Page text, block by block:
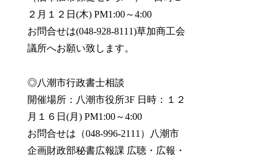
２月１２日(木) PM1:00～4:00
お問合せは(048-928-8111)草加商工会
議所へお願い致します。
◎八潮市行政書士相談
開催場所：八潮市役所3F 日時：１２
月１６日(月) PM1:00～4:00
お問合せは（048-996-2111）八潮市
企画財政部秘書広報課 広聴・広報・